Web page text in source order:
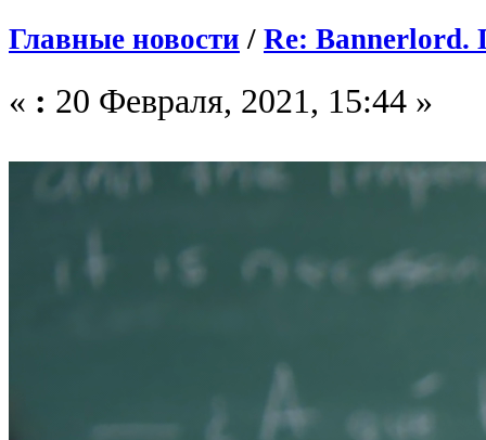
Главные новости / Re: Bannerlord.
« : 20 Февраля, 2021, 15:44 »